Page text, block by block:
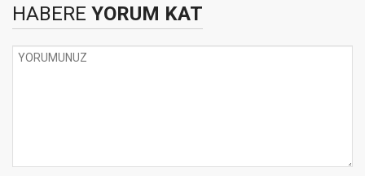
HABERE YORUM KAT